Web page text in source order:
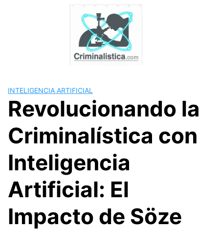
INTELIGENCIA ARTIFICIAL
Revolucionando la
Criminalística con
Inteligencia
Artificial: El
Impacto de Söze